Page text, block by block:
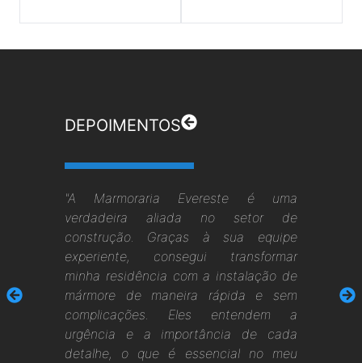
DEPOIMENTOS
"A Marmoraria Evereste é uma
verdadeira aliada no setor de
construção. Graças à sua equipe
experiente, consegui transformar
minha residência com a instalação de
mármore de maneira rápida e sem
complicações. Eles entendem a
urgência e a importância de cada
detalhe, o que é essencial no meu